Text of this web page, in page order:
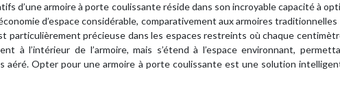
d’une armoire à porte coulissante réside dans son incroyable capacité à
d’espace considérable, comparativement aux armoires
précieuse dans les espaces restreints où chaque
à l’intérieur de l’armoire, mais s’étend à l’espace environnant,
aéré. Opter pour une armoire à porte coulissante est une solution